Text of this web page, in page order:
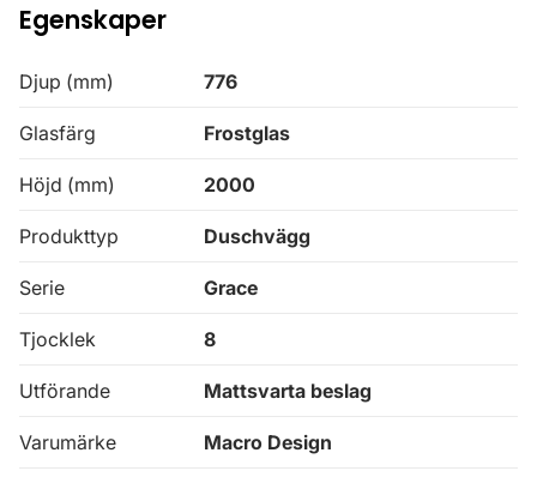
Egenskaper
Djup (mm) 776
Glasfärg Frostglas
Höjd (mm) 2000
Produkttyp Duschvägg
Serie Grace
Tjocklek 8
Utförande Mattsvarta beslag
Varumärke Macro Design